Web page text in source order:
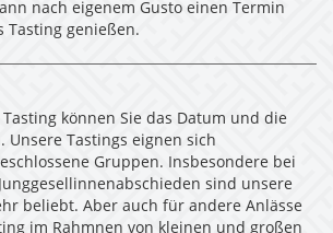
nach eigenem Gusto einen Termin
Tasting genießen.
können Sie das Datum und die
Unsere Tastings eignen sich
Gruppen. Insbesondere bei
sind unsere
beliebt. Aber auch für andere Anlässe
im Rahmnen von kleinen und großen